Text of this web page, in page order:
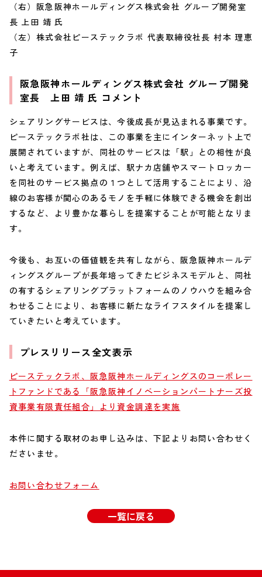
（右）阪急阪神ホールディングス株式会社 グループ開発室
長 上田 靖 氏
（左）株式会社ピーステックラボ 代表取締役社長 村本 理恵
子
阪急阪神ホールディングス株式会社 グループ開発
室長 上田 靖 氏 コメント
シェアリングサービスは、今後成長が見込まれる事業です。
ピーステックラボ社は、この事業を主にインターネット上で
展開されていますが、同社のサービスは「駅」との相性が良
いと考えています。例えば、駅ナカ店舗やスマートロッカー
を同社のサービス拠点の１つとして活用することにより、沿
線のお客様が関心のあるモノを手軽に体験できる機会を創出
するなど、より豊かな暮らしを提案することが可能となりま
す。
今後も、お互いの価値観を共有しながら、阪急阪神ホールデ
ィングスグループが長年培ってきたビジネスモデルと、同社
の有するシェアリングプラットフォームのノウハウを組み合
わせることにより、お客様に新たなライフスタイルを提案し
ていきたいと考えています。
プレスリリース全文表示
ピーステックラボ、阪急阪神ホールディングスのコーポレー
トファンドである「阪急阪神イノベーションパートナーズ投
資事業有限責任組合」より資金調達を実施
本件に関する取材のお申し込みは、下記よりお問い合わせく
ださいませ。
お問い合わせフォーム
一覧に戻る